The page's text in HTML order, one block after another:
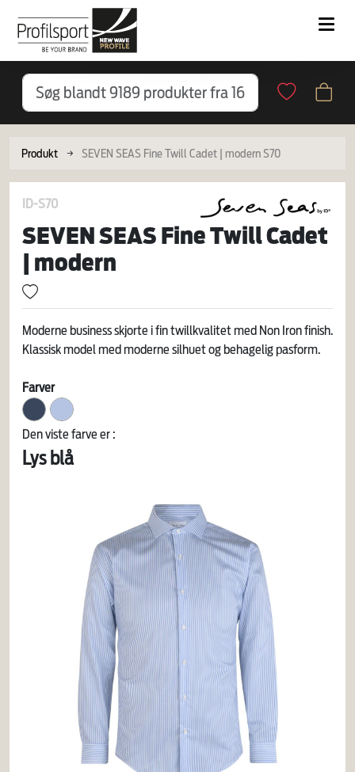
Produkt SEVEN SEAS Fine Twill Cadet | modern S70
ID-S70
SEVEN SEAS Fine Twill Cadet
| modern
Moderne business skjorte i fin twillkvalitet med Non Iron finish.
Klassisk model med moderne silhuet og behagelig pasform.
Farver
Den viste farve er :
Lys blå